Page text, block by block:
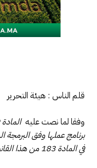
قلم الناس : هيئة التحرير
وفقا لما نصت عليه
برنامج عملها وفق
في المادة 183 من هذا القانون التنظيمي”